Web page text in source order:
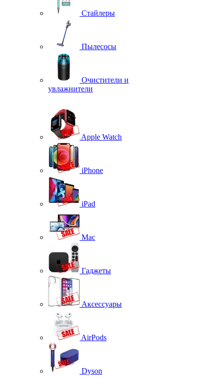
Стайлеры
Пылесосы
Очистители и
увлажнители
Apple Watch
iPhone
iPad
Mac
Гаджеты
Аксессуары
AirPods
Dyson